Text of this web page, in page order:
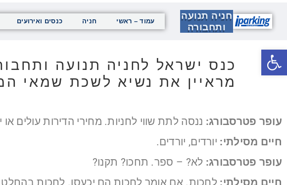
חניה תנועה
ותחבורה
עמוד – ראשי חניה כנסים ואירועים
מראיין את נשיא לשכת שמאי
עופר פטרסבורג: ננסה לתת שווי לחניות. מחירי הדירות עולים או
חיים מסילתי: יורדים, יורדים.
עופר פטרסבורג: לא? – ספר. תחכו? תקנו?
חיים מסילתי: לחכות. אם אומר לחכות הם יכעסו. לחכות בהחלט.
פתח סרגל נגישות